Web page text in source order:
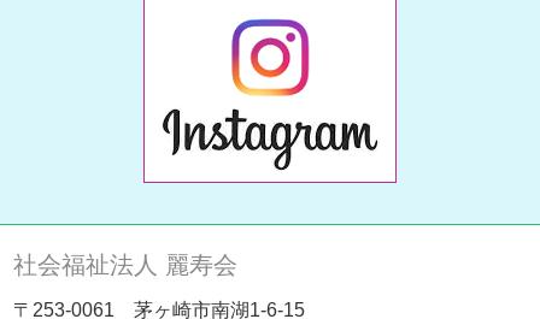
社会福祉法人 麗寿会
〒253-0061 茅ヶ崎市南湖1-6-15